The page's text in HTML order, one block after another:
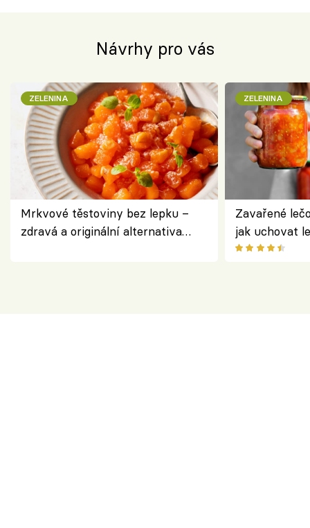
Návrhy pro vás
ZELENINA
Mrkvové těstoviny bez lepku –
zdravá a originální alternativa
ZELENINA
Zavařené
jak uchovat